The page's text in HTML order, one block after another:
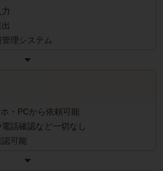
理システム
・PCから依頼可能
話確認など一切なし
可能